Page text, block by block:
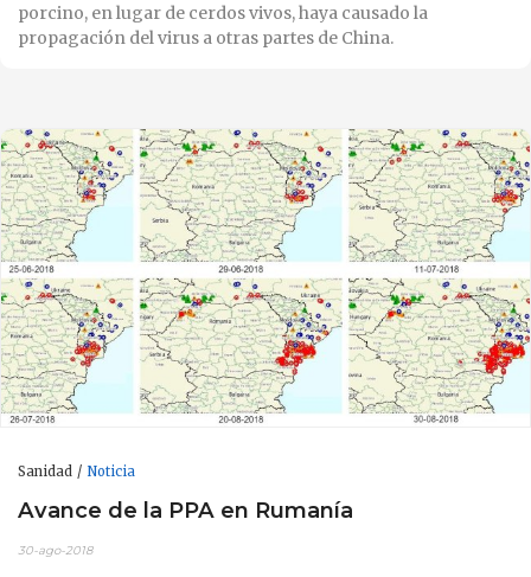
porcino, en lugar de cerdos vivos, haya causado la
propagación del virus a otras partes de China.
Sanidad Noticia
Avance de la PPA en Rumanía
30-ago-2018